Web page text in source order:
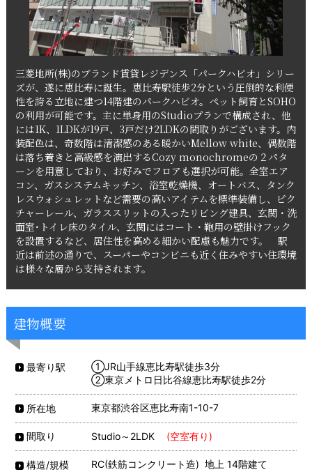
三菱地所(株)のブランド賃貸レジデンス「パークハビオ」シリー
ズが、遂に恵比寿に誕生。恵比寿駅徒歩2分という圧倒的な利便
性を誇る立地に建つ14階建のパークハビオ。ペット飼育とSOHO
の利用が可能です。主に単身用のStudioプランで構成され、他
には1K、1LDKが19戸、3戸だけ2LDKの間取りがございます。内
装配色は、奇数階は清潔感のある暖かいMellow white、偶数階
は落ち着きと高級感を演出するCozy monochromeの２パタ
ーンを用意しており、お好みでフロアも選択が可能。全室エア
コン、ガスシステムキッチン、浴室乾燥機、オートバス、タンク
レスウォシュレットなど需要の高いアイテムを標準装備し、ピク
チャーレール、ガラススリットの入ったリビング建具、玄関・洗
面室･トイレ床のタイル、玄関にはコート・鞄用の壁掛けフック
を設置するなど、居住性を高める細かい配慮も魅力です。 駅
近は前述の通りで、スーパーやコンビニも近く住みやすい住環境
は様々な層から支持されます。
建物概要
最寄り駅
①JR山手線恵比寿駅徒歩3分
②東京メトロ日比谷線恵比寿駅徒歩2分
所在地 東京都渋谷区恵比寿南1-10-7
間取り Studio～2LDK (空室有り)
構造/規模 RC(鉄筋コンクリート造) 地上 14階建て